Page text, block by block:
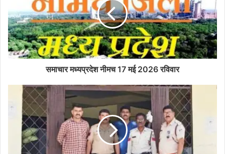
समाचार मध्यप्रदेश नीमच 17 मई 2026 रविवार